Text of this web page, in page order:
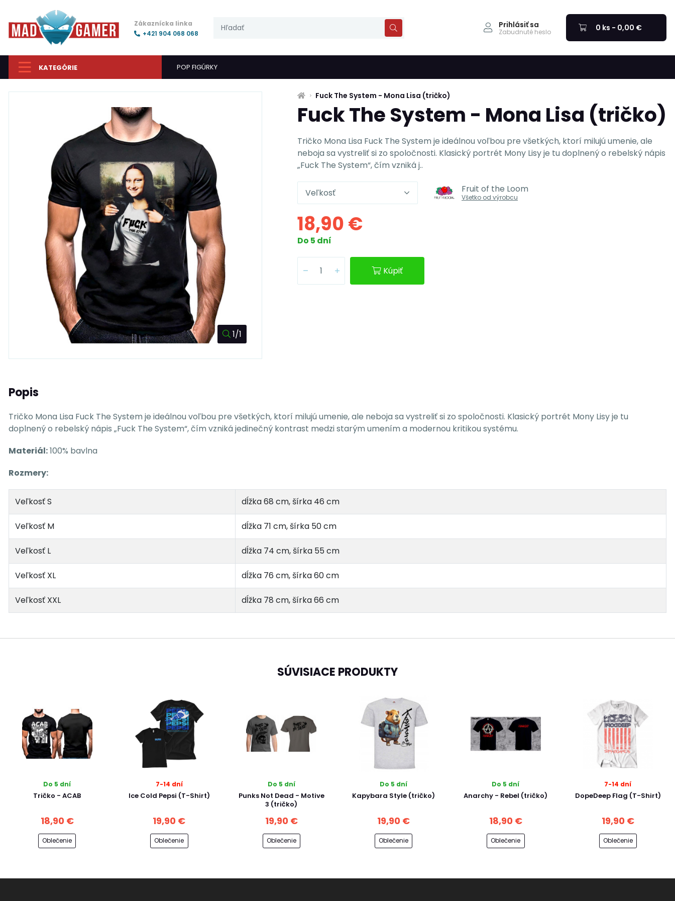
Zákaznícka linka
+421 904 068 068
Prihlásiť sa
Zabudnuté heslo 0 ks - 0,00 €
KATEGÓRIE POP FIGÚRKY
1/1
Fuck The System - Mona Lisa (tričko)
Fuck The System - Mona Lisa (tričko)
Tričko Mona Lisa Fuck The System je ideálnou voľbou pre všetkých, ktorí milujú umenie, ale
neboja sa vystreliť si zo spoločnosti. Klasický portrét Mony Lisy je tu doplnený o rebelský nápis
„Fuck The System“, čím vzniká j..
Veľkosť Fruit of the Loom
Všetko od výrobcu
18,90 €
Do 5 dní
Kúpiť
Popis
Tričko Mona Lisa Fuck The System je ideálnou voľbou pre všetkých, ktorí milujú umenie, ale neboja sa vystreliť si zo spoločnosti. Klasický portrét Mony Lisy je tu
doplnený o rebelský nápis „Fuck The System“, čím vzniká jedinečný kontrast medzi starým umením a modernou kritikou systému.
Materiál:100% bavlna
Rozmery:
Veľkosť S dĺžka 68 cm, šírka 46 cm
Veľkosť M dĺžka 71 cm, šírka 50 cm
Veľkosť L dĺžka 74 cm, šírka 55 cm
Veľkosť XL dĺžka 76 cm, šírka 60 cm
Veľkosť XXL dĺžka 78 cm, šírka 66 cm
SÚVISIACE PRODUKTY
Do 5 dní
Tričko - ACAB
18,90 €
Oblečenie
7-14 dní
Ice Cold Pepsi (T-Shirt)
19,90 €
Oblečenie
Do 5 dní
Punks Not Dead - Motive
3 (tričko)
19,90 €
Oblečenie
Do 5 dní
Kapybara Style (tričko)
19,90 €
Oblečenie
Do 5 dní
Anarchy - Rebel (tričko)
18,90 €
Oblečenie
7-14 dní
DopeDeep Flag (T-Shirt)
19,90 €
Oblečenie